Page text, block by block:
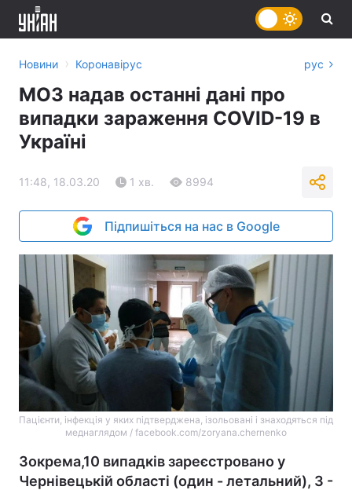
Новини › Коронавірус рус
МОЗ надав останні дані про
випадки зараження COVID-19 в
Україні
11:48, 18.03.20 1 хв. 8994
Підпишіться на нас в Google
Пацієнти, інфекція у яких підтверджена, ізольовані і знаходяться під
меднаглядом / facebook.com/zoryana.chernenko
Зокрема,10 випадків зареєстровано у
Чернівецькій області (один - летальний), 3 -